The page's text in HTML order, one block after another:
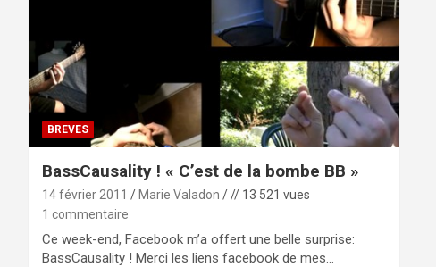
BREVES
BassCausality ! « C’est de la bombe BB »
14 février 2011 Marie Valadon
// 13 521 vues
1 commentaire
Ce week-end, Facebook m’a offert une belle surprise:
BassCausality ! Merci les liens facebook de mes…